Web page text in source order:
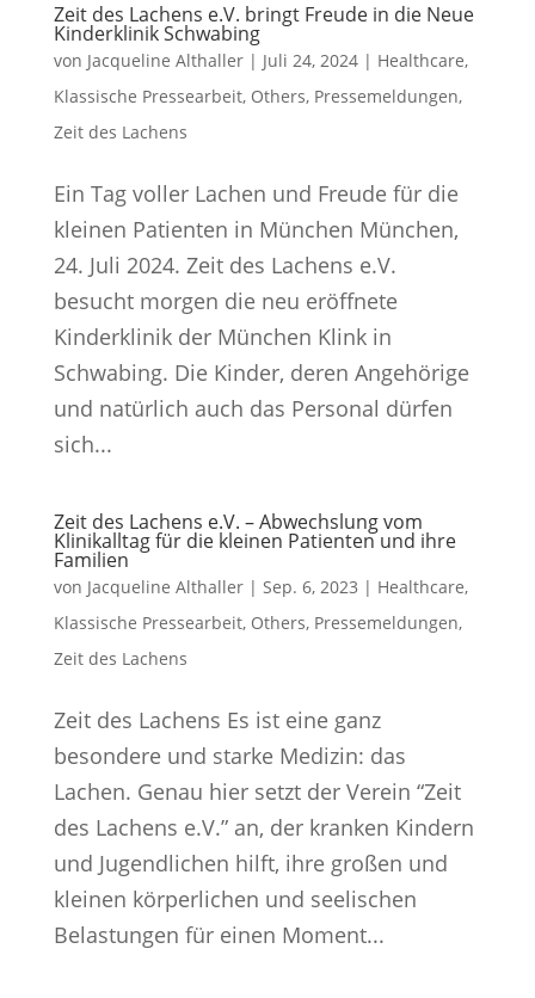
Zeit des Lachens e.V. bringt Freude in die Neue
Kinderklinik Schwabing
von Jacqueline Althaller| Juli 24, 2024| Healthcare,
Klassische Pressearbeit, Others, Pressemeldungen,
Zeit des Lachens
Ein Tag voller Lachen und Freude für die
kleinen Patienten in München München,
24. Juli 2024. Zeit des Lachens e.V.
besucht morgen die neu eröffnete
Kinderklinik der München Klink in
Schwabing. Die Kinder, deren Angehörige
und natürlich auch das Personal dürfen
sich...
Zeit des Lachens e.V. – Abwechslung vom
Klinikalltag für die kleinen Patienten und ihre
Familien
von Jacqueline Althaller| Sep. 6, 2023 | Healthcare,
Klassische Pressearbeit, Others, Pressemeldungen,
Zeit des Lachens
Zeit des Lachens Es ist eine ganz
besondere und starke Medizin: das
Lachen. Genau hier setzt der Verein “Zeit
des Lachens e.V.” an, der kranken Kindern
und Jugendlichen hilft, ihre großen und
kleinen körperlichen und seelischen
Belastungen für einen Moment...